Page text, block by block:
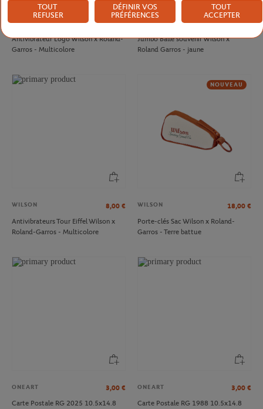
WILSON 8,00 €
Antivibrateur Logo Wilson x Roland-
Garros - Multicolore
WILSON 32,00 €
Jumbo Balle souvenir Wilson x
Roland Garros - jaune
WILSON 8,00 €
Antivibrateurs Tour Eiffel Wilson x
Roland-Garros - Multicolore
NOUVEAU
WILSON 18,00 €
Porte-clés Sac Wilson x Roland-
Garros - Terre battue
ONEART 3,00 €
Carte Postale RG 2025 10.5x14.8
ONEART 3,00 €
Carte Postale RG 1988 10.5x14.8
TOUT
REFUSER
DÉFINIR VOS
PRÉFÉRENCES
TOUT
ACCEPTER